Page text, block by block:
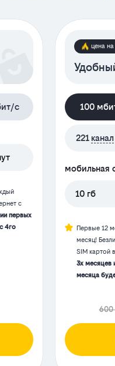
с
с
первых
4го
цена
100
221 канал
мобильная
10 гб
Первые 12
месяц!
SIM картой
3х месяцев
месяца
600